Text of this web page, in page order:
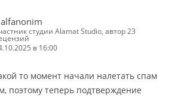
в 16:00
то момент начали налетать спам
поэтому теперь подтверждение